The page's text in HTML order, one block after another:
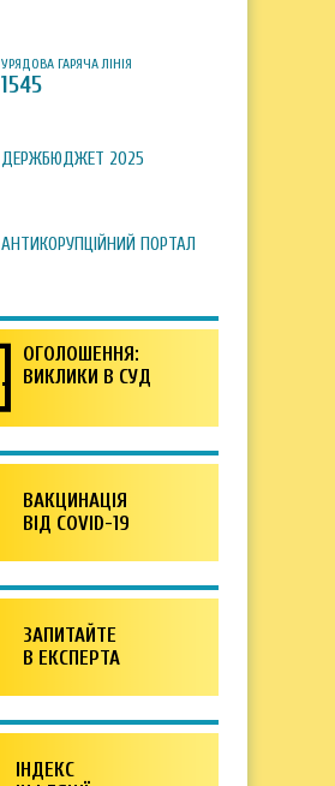
УРЯДОВА ГАРЯЧА ЛІНІЯ
1545
ДЕРЖБЮДЖЕТ 2025
АНТИКОРУПЦІЙНИЙ ПОРТАЛ
ОГОЛОШЕННЯ:
ВИКЛИКИ В СУД
ВАКЦИНАЦІЯ
ВІД COVID-19
ЗАПИТАЙТЕ
В ЕКСПЕРТА
ІНДЕКС